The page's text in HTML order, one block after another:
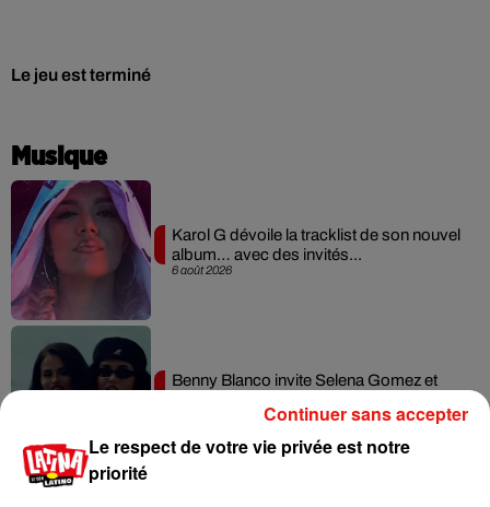
Le jeu est terminé
Musique
6 août 2026
Karol G dévoile la tracklist de son nouvel
album… avec des invités...
Benny Blanco invite Selena Gomez et
Le respect de votre vie privée est notre
priorité
Continuer sans accepter